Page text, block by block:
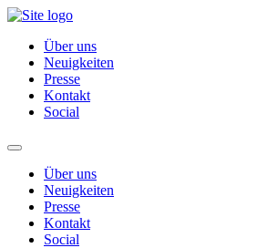
Über uns
Neuigkeiten
Presse
Kontakt
Social
Über uns
Neuigkeiten
Presse
Kontakt
Social